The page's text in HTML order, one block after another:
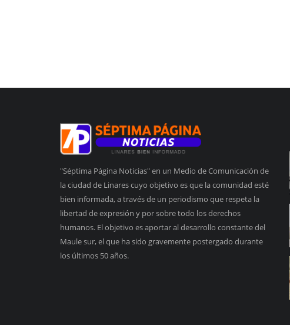
"Séptima Página Noticias" en un Medio de Comunicación de
la ciudad de Linares cuyo objetivo es que la comunidad esté
bien informada, a través de un periodismo que respeta la
libertad de expresión y por sobre todo los derechos
humanos. El objetivo es aportar al desarrollo constante del
Maule sur, el que ha sido gravemente postergado durante
los últimos 50 años.